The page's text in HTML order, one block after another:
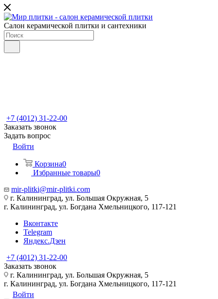
Салон керамической плитки и сантехники
+7 (4012) 31-22-00
Заказать звонок
Задать вопрос
Войти
Корзина0
Избранные товары0
mir-plitki@mir-plitki.com
г. Калининград, ул. Большая Окружная, 5
г. Калининград, ул. Богдана Хмельницкого, 117-121
Вконтакте
Telegram
Яндекс.Дзен
+7 (4012) 31-22-00
Заказать звонок
г. Калининград, ул. Большая Окружная, 5
г. Калининград, ул. Богдана Хмельницкого, 117-121
Войти